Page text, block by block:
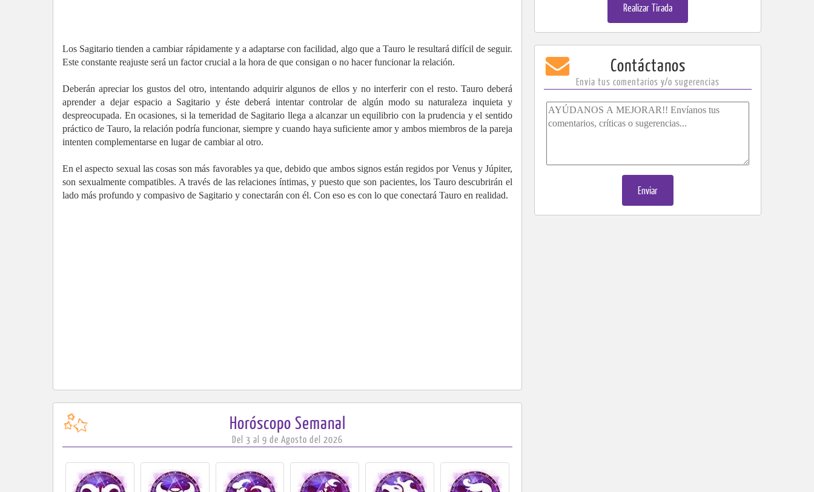
Los Sagitario tienden a cambiar rápidamente y a adaptarse con facilidad, algo que a Tauro le resultará difícil de seguir.
Este constante reajuste será un factor crucial a la hora de que consigan o no hacer funcionar la relación.
Deberán apreciar los gustos del otro, intentando adquirir algunos de ellos y no interferir con el resto. Tauro deberá
aprender a dejar espacio a Sagitario y éste deberá intentar controlar de algún modo su naturaleza inquieta y
despreocupada. En ocasiones, si la temeridad de Sagitario llega a alcanzar un equilibrio con la prudencia y el sentido
práctico de Tauro, la relación podría funcionar, siempre y cuando haya suficiente amor y ambos miembros de la pareja
intenten complementarse en lugar de cambiar al otro.
En el aspecto sexual las cosas son más favorables ya que, debido que ambos signos están regidos por Venus y Júpiter,
son sexualmente compatibles. A través de las relaciones íntimas, y puesto que son pacientes, los Tauro descubrirán el
lado más profundo y compasivo de Sagitario y conectarán con él. Con eso es con lo que conectará Tauro en realidad.
Horóscopo Semanal
Del 3 al 9 de Agosto del 2026
Realizar Tirada
​​​​​​​​​Contáctanos
Envia tus comentarios y/o sugerencias